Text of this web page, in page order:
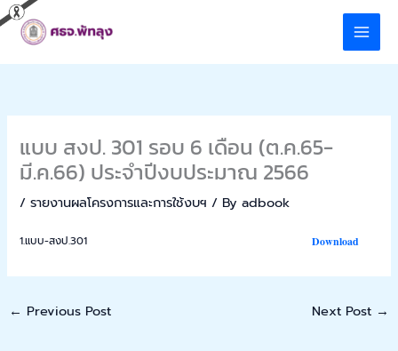
Skip
to
แบบ สงป. 301 รอบ 6 เดือน (ต.ค.65-
มี.ค.66) ประจำปีงบประมาณ 2566
/รายงานผลโครงการและการใช้งบฯ / Byadbook
1.แบบ-สงป.301 Download
← Previous Post Next Post →